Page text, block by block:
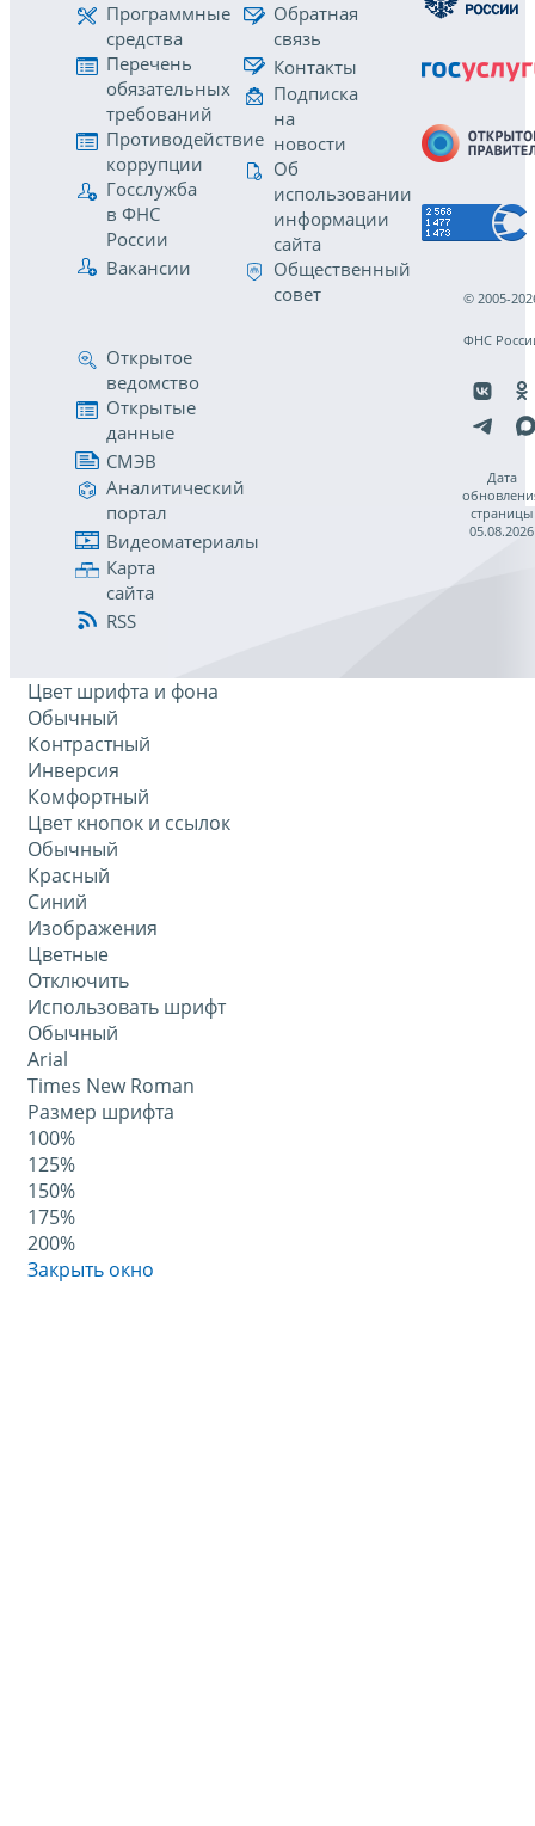
Программные
средства
Перечень
обязательных
требований
Противодействие
коррупции
Госслужба
в ФНС
России
Вакансии
Обратная
связь
Контакты
Подписка
на
новости
Об
использовании
информации
сайта
Общественный
совет
Открытое
ведомство
Открытые
данные
СМЭВ
Аналитический
портал
Видеоматериалы
Карта
сайта
RSS
© 2005-
ФНС
Дата
страницы
05.08.2026
Цвет шрифта и фона
Обычный
Контрастный
Инверсия
Комфортный
Цвет кнопок и ссылок
Обычный
Красный
Синий
Изображения
Цветные
Отключить
Использовать шрифт
Обычный
Arial
Times New Roman
Размер шрифта
100%
125%
150%
175%
200%
Закрыть окно